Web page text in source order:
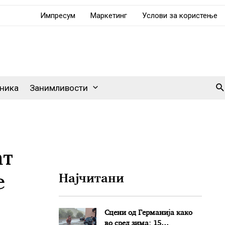
Импресум Маркетинг Услови за користење
Занимливости
Најчитани
Сцени од Германија како
во сред зима: 15